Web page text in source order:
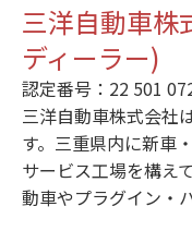
三洋自動車株
ディーラー)
認定番号：22 501
三洋自動車株式会社
す。三重県内に新車
サービス工場を構え
動車やプラグイン・